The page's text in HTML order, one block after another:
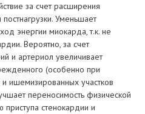
за счет расширения
Уменьшает
энергии миокарда, т.к. не
Вероятно, за счет
и артериол увеличивает
(особенно при
и ишемизированных участков
переносимость физической
приступа стенокардии и